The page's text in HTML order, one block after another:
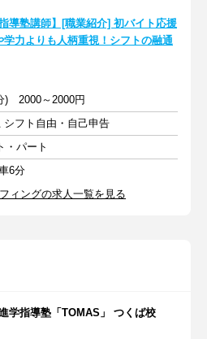
指導塾講師】[職業紹介] 初バイト応援
学力よりも人柄重視！シフトの融通
) 2000～2000円
シフト自由・自己申告
・パート
6分
ィングの求人一覧を見る
学指導塾「TOMAS」 つくば校